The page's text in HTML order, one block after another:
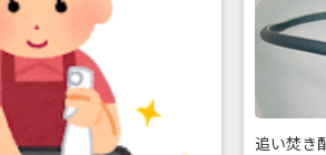
追い焚き